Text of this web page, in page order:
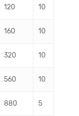
120 10
160 10
320 10
560 10
880 5